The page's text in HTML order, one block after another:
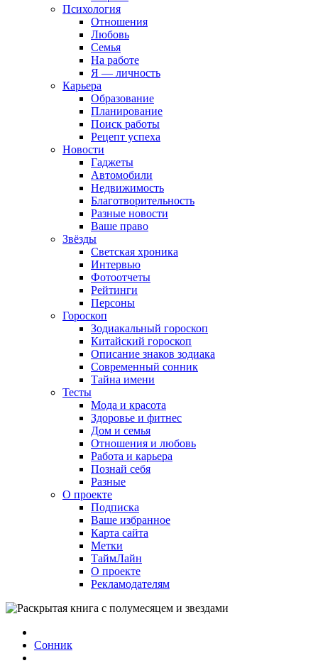
Психология
Отношения
Любовь
Семья
На работе
Я — личность
Карьера
Образование
Планирование
Поиск работы
Рецепт успеха
Новости
Гаджеты
Автомобили
Недвижимость
Благотворительность
Разные новости
Ваше право
Звёзды
Светская хроника
Интервью
Фотоотчеты
Рейтинги
Персоны
Гороскоп
Зодиакальный гороскоп
Китайский гороскоп
Описание знаков зодиака
Современный сонник
Тайна имени
Тесты
Мода и красота
Здоровье и фитнес
Дом и семья
Отношения и любовь
Работа и карьера
Познай себя
Разные
О проекте
Подписка
Ваше избранное
Карта сайта
Метки
ТаймЛайн
О проекте
Рекламодателям
Сонник